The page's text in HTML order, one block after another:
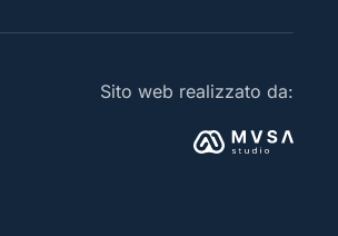
Sito web realizzato da: